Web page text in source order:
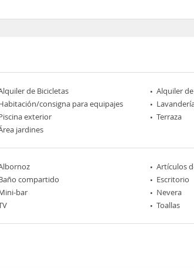
de Bicicletas
Alquiler
consigna para equipajes
exterior
Terraza
jardines
Artículos
compartido
Escritorio
bar
Nevera
Toallas